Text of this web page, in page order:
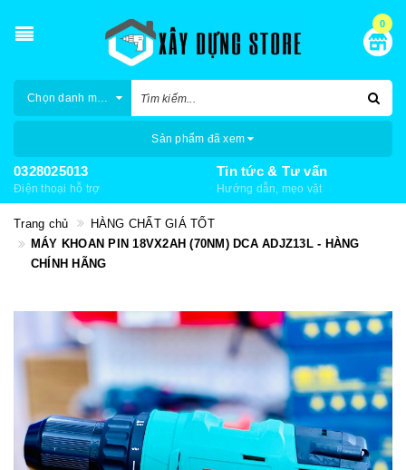
0
Chọn danh mục
Sản phẩm đã xem
0328025013
Điện thoại hỗ trợ
Tin tức & Tư vấn
Hướng dẫn, mẹo vặt
Trang chủ
HÀNG CHẤT GIÁ TỐT
MÁY KHOAN PIN 18VX2AH (70NM) DCA ADJZ13L - HÀNG
CHÍNH HÃNG